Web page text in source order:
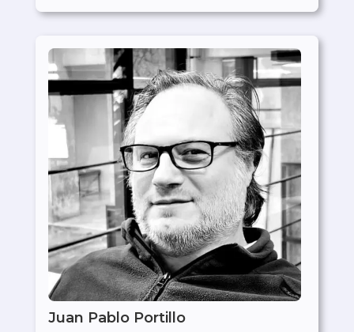
Juan Pablo Portillo